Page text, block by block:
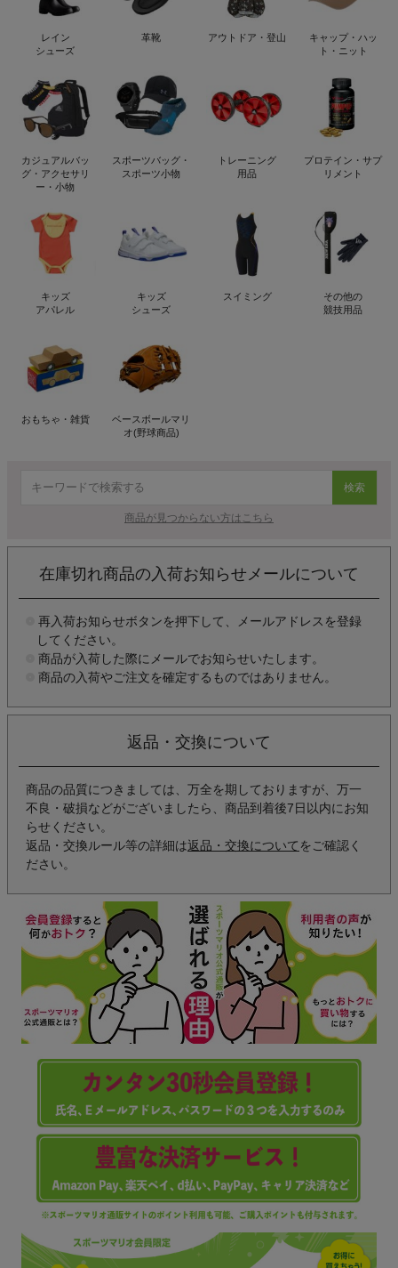
レイン
シューズ
革靴 アウトドア・登山
キャップ・ハッ
ト・ニット
カジュアルバッ
グ・アクセサリ
ー・小物
スポーツバッグ・
スポーツ小物
トレーニング
用品
プロテイン・サプ
リメント
キッズ
アパレル
キッズ
シューズ
スイミング
その他の
競技用品
おもちゃ・雑貨
ベースボールマリ
オ(野球商品)
検索
商品が見つからない方はこちら
在庫切れ商品の入荷お知らせメールについて
再入荷お知らせボタンを押下して、メールアドレスを登録
してください。
商品が入荷した際にメールでお知らせいたします。
商品の入荷やご注文を確定するものではありません。
返品・交換について
商品の品質につきましては、万全を期しておりますが、万一
不良・破損などがございましたら、商品到着後7日以内にお知
らせください。
返品・交換ルール等の詳細は返品・交換について をご確認く
ださい。